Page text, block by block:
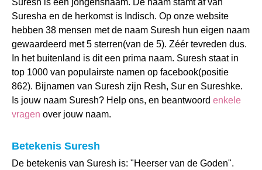
Suresh is een jongensnaam. De naam stamt af van
Suresha en de herkomst is Indisch. Op onze website
hebben 38 mensen met de naam Suresh hun eigen naam
gewaardeerd met 5 sterren(van de 5). Zéér tevreden dus.
In het buitenland is dit een prima naam. Suresh staat in
top 1000 van populairste namen op facebook(positie
862). Bijnamen van Suresh zijn Resh, Sur en Sureshke.
Is jouw naam Suresh? Help ons, en beantwoord enkele
vragen over jouw naam.
Betekenis Suresh
De betekenis van Suresh is: "Heerser van de Goden".